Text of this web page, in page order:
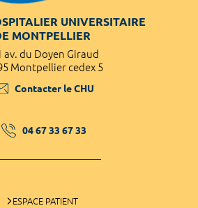
UNIVERSITAIRE
MONTPELLIER
av. du Doyen Giraud
Montpellier cedex 5
Contacter le CHU
04 67 33 67 33
ESPACE PATIENT